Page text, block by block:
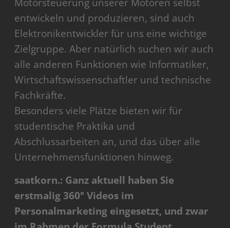
Motorsteuerung unserer Motoren selbst
entwickeln und produzieren, sind auch
Elektronikentwickler für uns eine wichtige
Zielgruppe. Aber natürlich suchen wir auch
alle anderen Funktionen wie Informatiker,
Wirtschaftswissenschaftler und technische
Fachkräfte.
Besonders viele Plätze bieten wir für
studentische Praktika und
Abschlussarbeiten an, und das über alle
Unternehmensfunktionen hinweg.
saatkorn.: Ganz aktuell haben Sie
erstmalig 360° Videos im
Personalmarketing eingesetzt, und zwar